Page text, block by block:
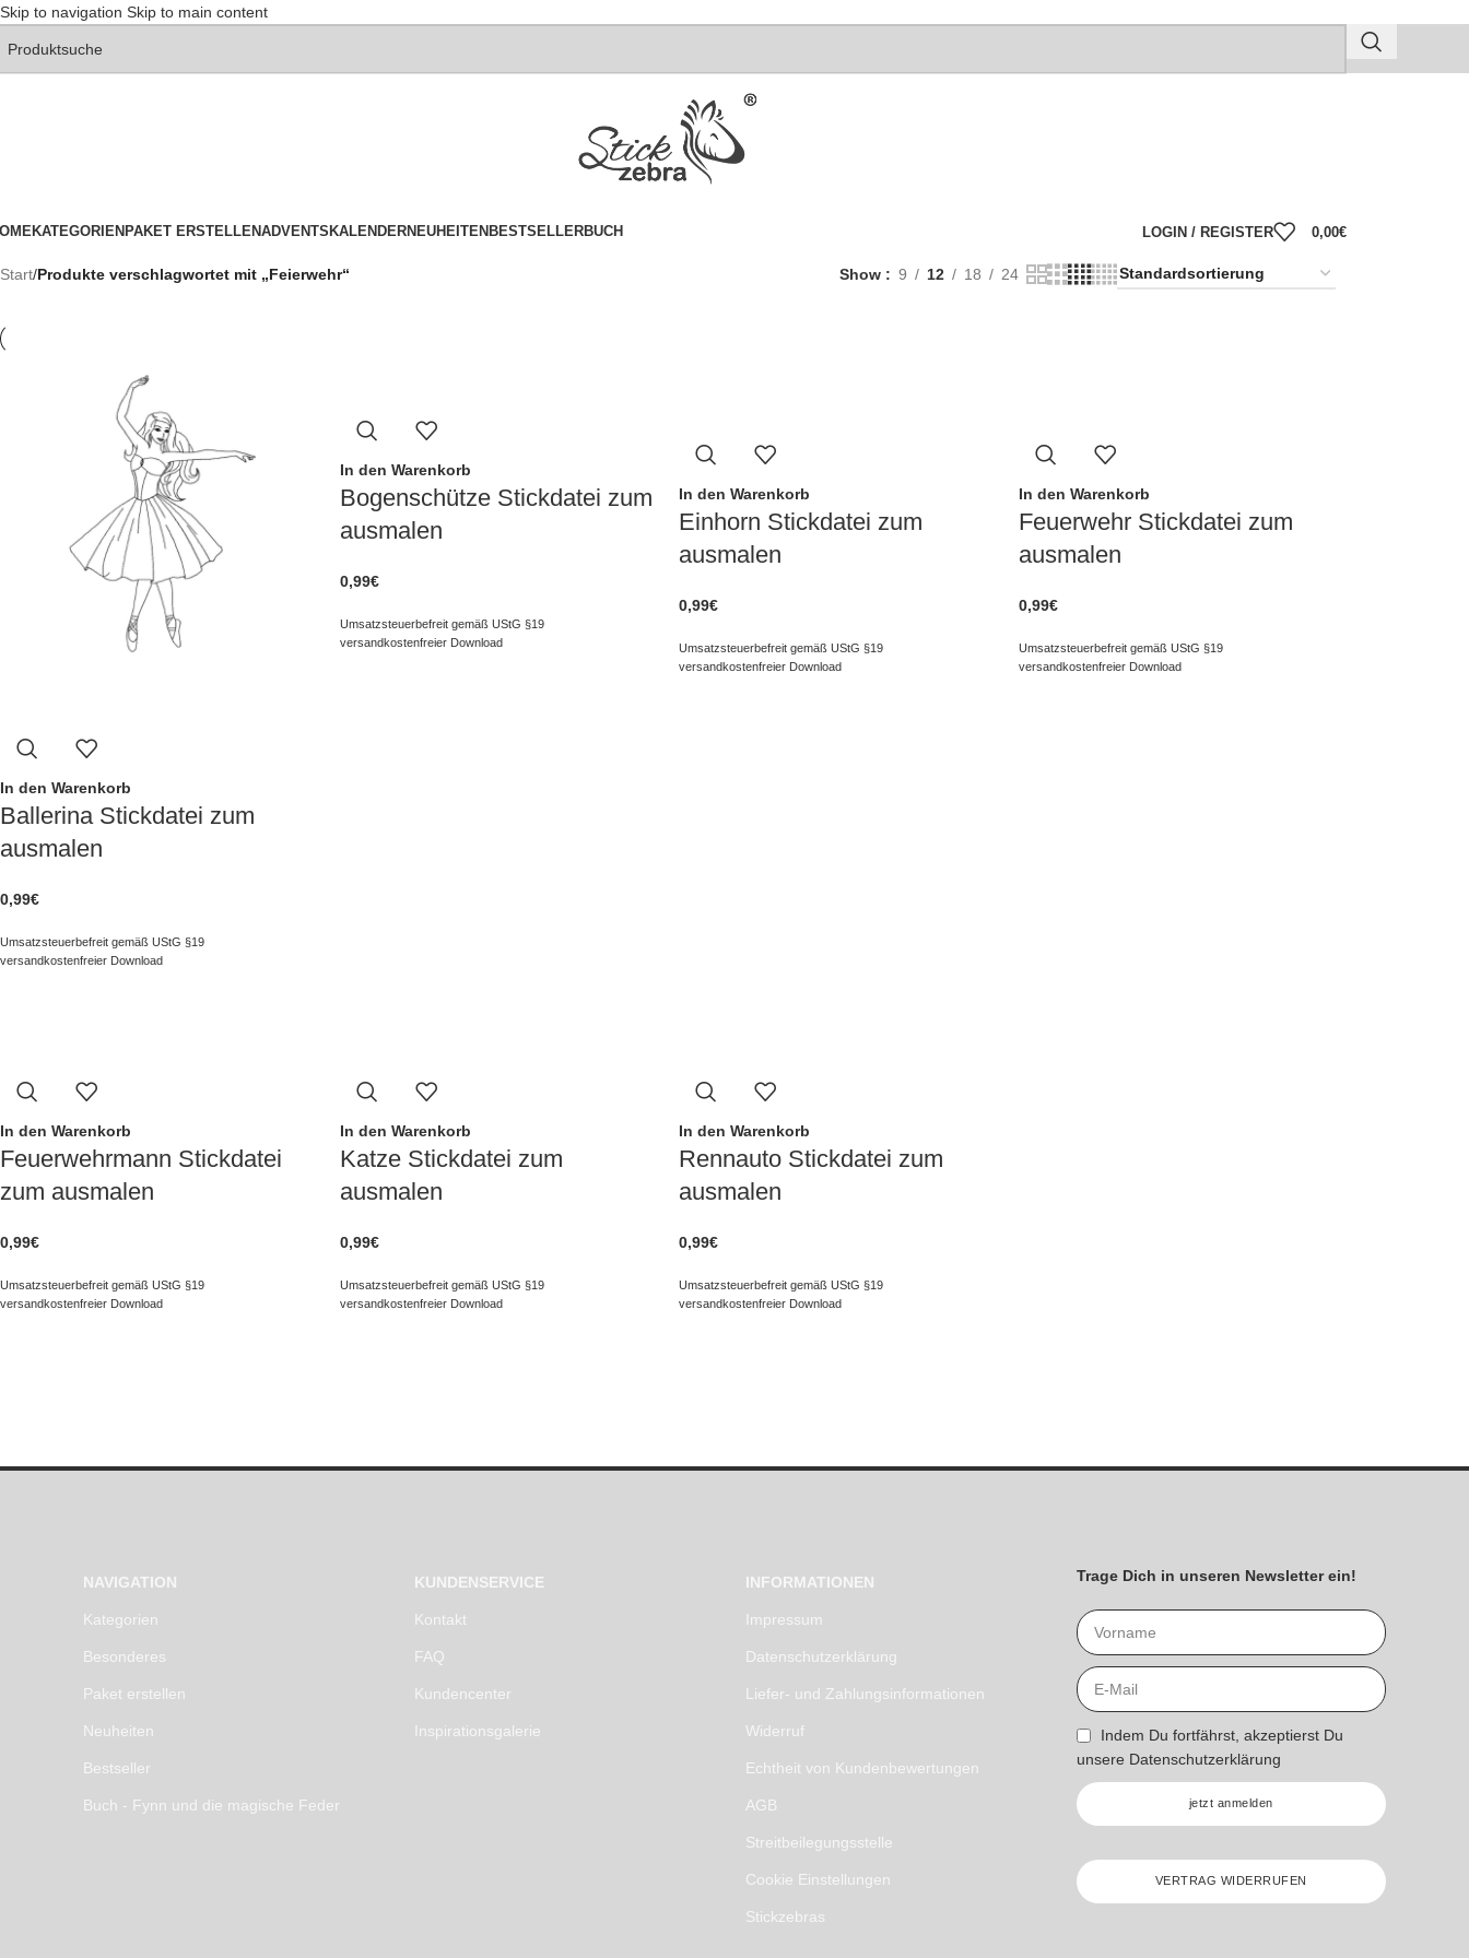
Skip to navigation Skip to main content
KATEGORIEN PAKET ERSTELLENADVENTSKALENDERNEUHEITEN BESTSELLERBUCH LOGIN / REGISTER 0,00€
Start/Produkte verschlagwortet mit „Feierwehr“ Show 9 12 18 24
In den Warenkorb
Ballerina Stickdatei zum
ausmalen
0,99€
Umsatzsteuerbefreit gemäß UStG §19
versandkostenfreier Download
In den Warenkorb
Bogenschütze Stickdatei zum
ausmalen
0,99€
Umsatzsteuerbefreit gemäß UStG §19
versandkostenfreier Download
In den Warenkorb
Einhorn Stickdatei zum
ausmalen
0,99€
Umsatzsteuerbefreit gemäß UStG §19
versandkostenfreier Download
In den Warenkorb
Feuerwehr Stickdatei zum
ausmalen
0,99€
Umsatzsteuerbefreit gemäß UStG §19
versandkostenfreier Download
In den Warenkorb
Feuerwehrmann Stickdatei
zum ausmalen
0,99€
Umsatzsteuerbefreit gemäß UStG §19
versandkostenfreier Download
In den Warenkorb
Katze Stickdatei zum
ausmalen
0,99€
Umsatzsteuerbefreit gemäß UStG §19
versandkostenfreier Download
In den Warenkorb
Rennauto Stickdatei zum
ausmalen
0,99€
Umsatzsteuerbefreit gemäß UStG §19
versandkostenfreier Download
NAVIGATION
Kategorien
Besonderes
Paket erstellen
Neuheiten
Bestseller
Buch - Fynn und die magische Feder
KUNDENSERVICE
Kontakt
FAQ
Kundencenter
Inspirationsgalerie
INFORMATIONEN
Impressum
Datenschutzerklärung
Liefer- und Zahlungsinformationen
Widerruf
Echtheit von Kundenbewertungen
AGB
Streitbeilegungsstelle
Cookie Einstellungen
Stickzebras
Trage Dich in unseren Newsletter ein!
Indem Du fortfährst, akzeptierst Du
unsere Datenschutzerklärung
jetzt anmelden
VERTRAG WIDERRUFEN